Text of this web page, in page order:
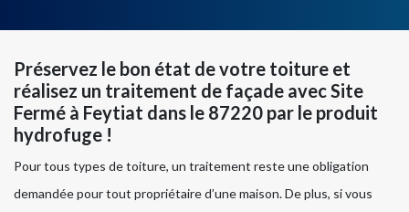
Préservez le bon état de votre toiture et
réalisez un traitement de façade avec Site
Fermé à Feytiat dans le 87220 par le produit
hydrofuge !
Pour tous types de toiture, un traitement reste une obligation
demandée pour tout propriétaire d’une maison. De plus, si vous